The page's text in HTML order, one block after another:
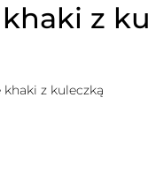
z
z kuleczką